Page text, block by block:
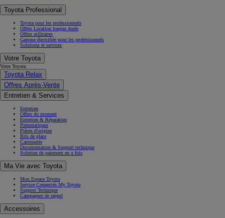
Toyota Professional
Toyota pour les professionnels
Offres Location longue durée
Offres utilitaires
Gamme électrifiée pour les professionnels
Solutions et services
Votre Toyota
Votre Toyota
Toyota Relax
Offres Après-Vente
Entretien & Services
Entretien
Offres du moment
Entretien & Réparation
Pneumatiques
Pièces d'origine
Bris de glace
Carrosserie
Documentation & Support technique
Solution de paiement en x fois
Ma Vie avec Toyota
Mon Espace Toyota
Service Connectés My Toyota
Support Technique
Campagnes de rappel
Accessoires